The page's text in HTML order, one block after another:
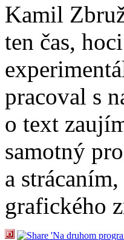
Kamil
ten čas,
pracoval s
o text
samotný
a
grafického